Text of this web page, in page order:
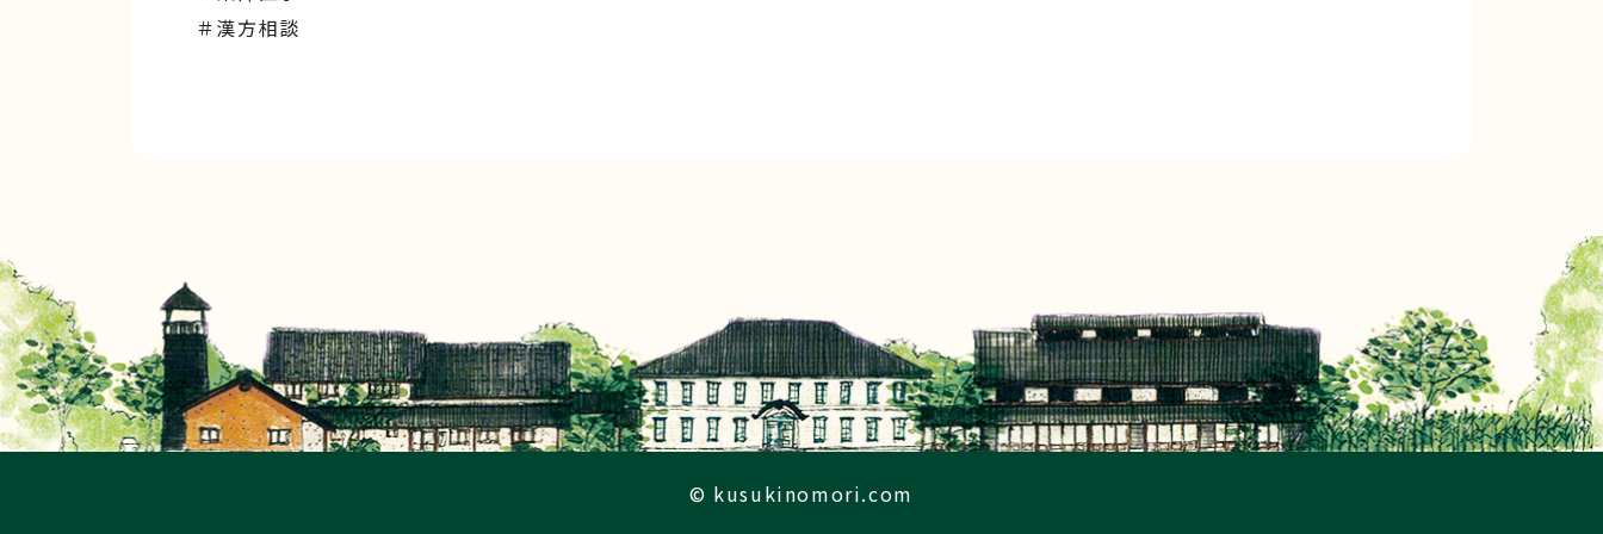
＃漢方相談
© kusukinomori.com